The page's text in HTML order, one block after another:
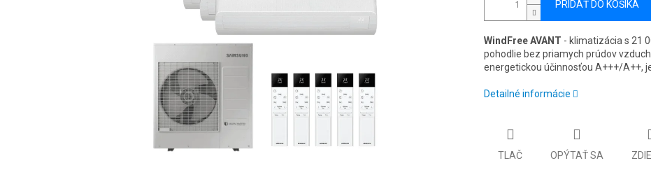
PRIDAŤ DO KOŠÍKA
WindFree AVANT - klimatizácia s 21
pohodlie bez priamych prúdov
energetickou účinnosťou A+++/A++,
Detailné informácie
TLAČ OPÝTAŤ SA